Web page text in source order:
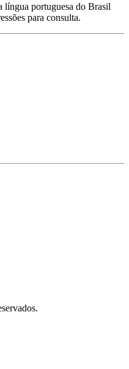
língua portuguesa do Brasil
para consulta.